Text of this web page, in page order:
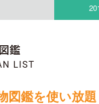
図鑑を使い放題